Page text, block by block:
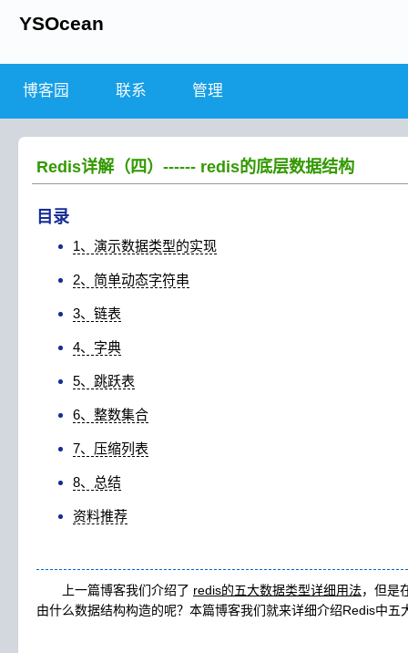
YSOcean
博客园 联系 管理
Redis详解（四）------ redis的底层数据结构
目录
1、演示数据类型的实现
2、简单动态字符串
3、链表
4、字典
5、跳跃表
6、整数集合
7、压缩列表
8、总结
资料推荐
上一篇博客我们介绍了 redis的五大数据类型详细用法，但是
由什么数据结构构造的呢？本篇博客我们就来详细介绍Redis中五